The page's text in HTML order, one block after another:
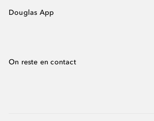
Douglas App
On reste en contact